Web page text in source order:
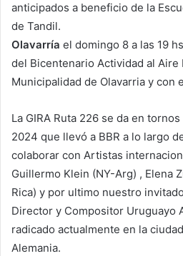
anticipados a beneficio de la
de Tandil.
Olavarría el domingo 8 a las 19
del Bicentenario Actividad al Aire
Municipalidad de Olavarria y con
La GIRA Ruta 226 se da en
2024 que llevó a BBR a lo largo
colaborar con Artistas
Guillermo Klein (NY-Arg) , Elena
Rica) y por ultimo nuestro
Director y Compositor Uruguayo
radicado actualmente en la
Alemania.